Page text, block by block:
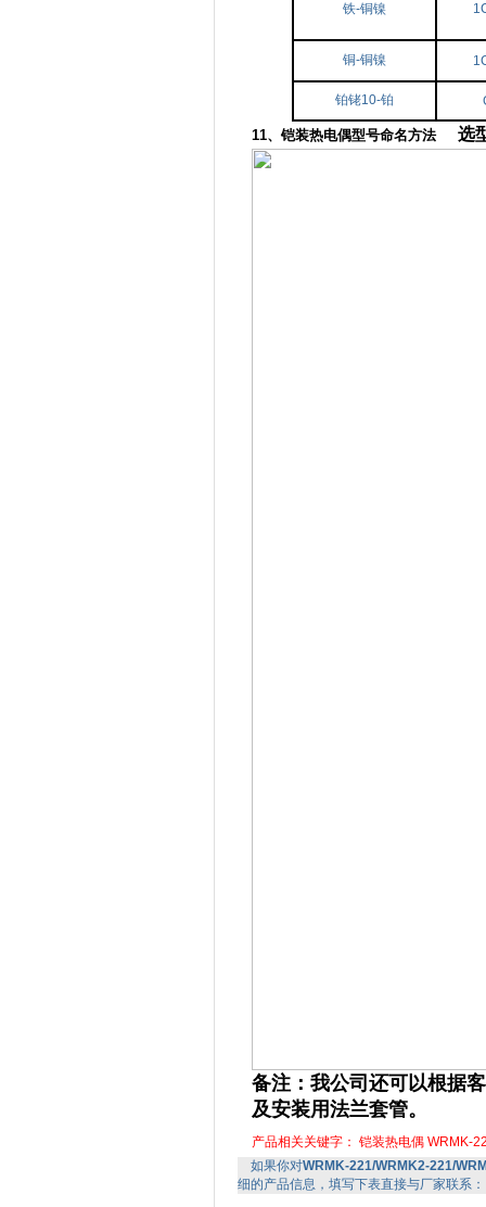
铁-铜镍
铜-铜镍
铂铑10-铂
11、铠装热电偶型号命名方法 选
备注：我公司还可以根据
及安装用法兰套管。
产品相关关键字： 铠装热电偶 WRMK-
如果你对WRMK-221/WRMK2-221/
细的产品信息，填写下表直接与厂家联系：